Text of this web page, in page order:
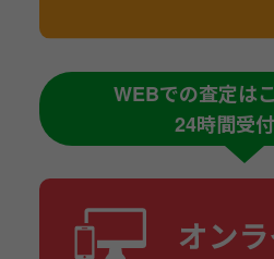
WEBでの査定は
24時間受